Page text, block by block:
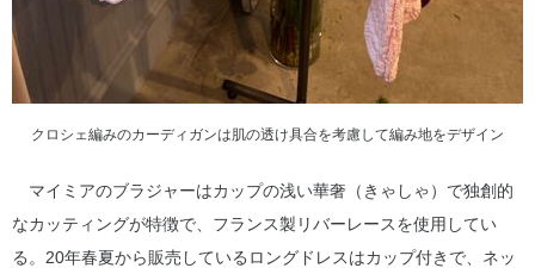
クロシェ編みのカーディガンは肌の透け具合を考慮して編み地をデザイン
マイミアのブラジャーはカップの浅い華奢（きゃしゃ）で独創的
なカッティングが特徴で、フランス製リバーレースを使用してい
る。20年春夏から販売しているロングドレスはカップ付きで、ネッ